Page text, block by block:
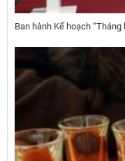
Ban hành Kế hoạch